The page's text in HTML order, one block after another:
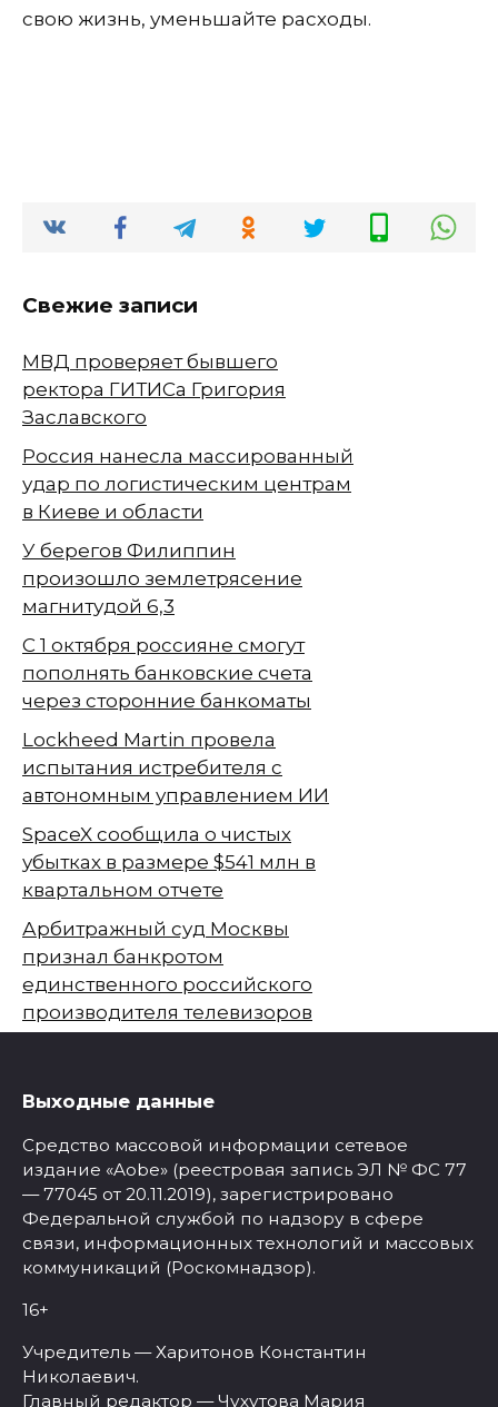
свою жизнь, уменьшайте расходы.
Свежие записи
МВД проверяет бывшего
ректора ГИТИСа Григория
Заславского
Россия нанесла массированный
удар по логистическим центрам
в Киеве и области
У берегов Филиппин
произошло землетрясение
магнитудой 6,3
С 1 октября россияне смогут
пополнять банковские счета
через сторонние банкоматы
Lockheed Martin провела
испытания истребителя с
автономным управлением ИИ
SpaceX сообщила о чистых
убытках в размере $541 млн в
квартальном отчете
Арбитражный суд Москвы
признал банкротом
единственного российского
производителя телевизоров
Выходные данные
Средство массовой информации сетевое
издание «Aobe» (реестровая запись ЭЛ № ФС 77
— 77045 от 20.11.2019), зарегистрировано
Федеральной службой по надзору в сфере
связи, информационных технологий и массовых
коммуникаций (Роскомнадзор).
16+
Учредитель — Харитонов Константин
Николаевич.
Главный редактор — Чухутова Мария